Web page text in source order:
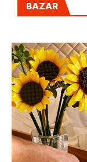
BAZAR